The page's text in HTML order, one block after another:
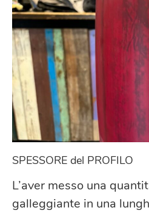
SPESSORE del PROFILO
L’aver messo una
galleggiante in una